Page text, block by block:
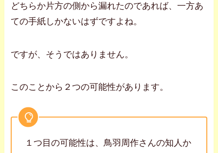
どちらか片方の側から漏れたのであれば、一方あ
ての手紙しかないはずですよね。
ですが、そうではありません。
このことから２つの可能性があります。
１つ目の可能性は、鳥羽周作さんの知人か